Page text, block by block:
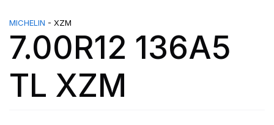
MICHELIN - XZM
7.00R12 136A5
TL XZM